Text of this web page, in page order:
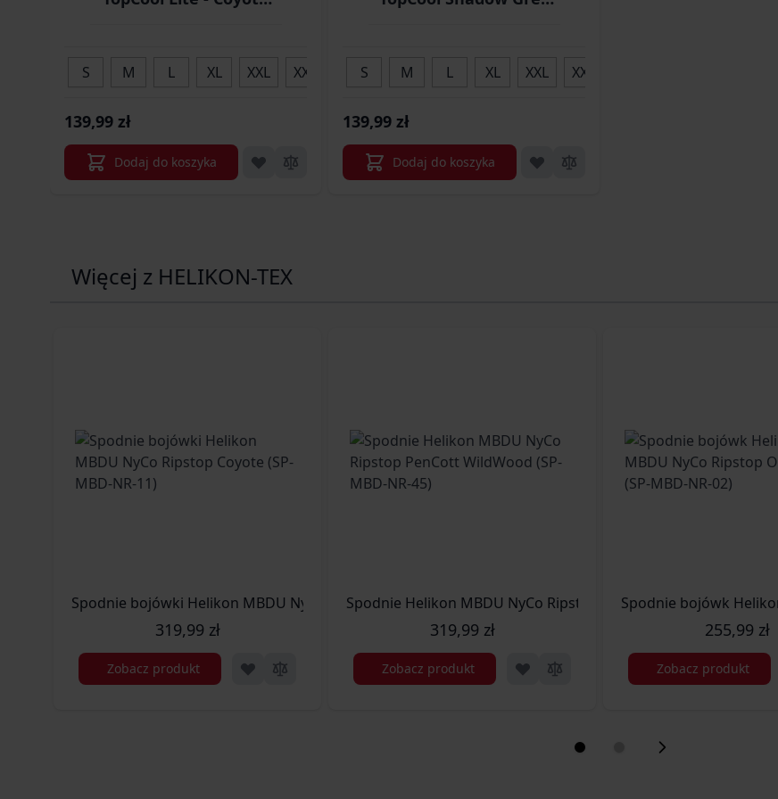
S M L XL XXL XXXL
139,99 zł
Dodaj do koszyka
S M L XL XXL XXXL
139,99 zł
Dodaj do koszyka
Więcej z HELIKON-TEX
Spodnie bojówki Helikon MBDU NyCo Ripstop Coyote (SP-MBD-NR-11)
319,99 zł
Zobacz produkt
Spodnie Helikon MBDU NyCo Ripstop PenCott WildWood (SP-
319,99 zł
Zobacz produkt
Spodnie bojówk
255,99 zł
Zobacz produkt